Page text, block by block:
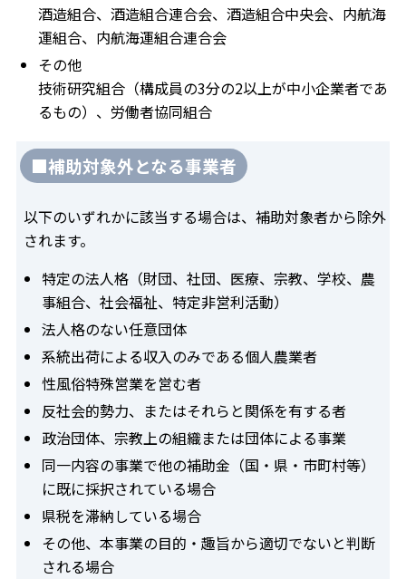
酒造組合、酒造組合連合会、酒造組合中央会、内航海
運組合、内航海運組合連合会
その他
技術研究組合（構成員の3分の2以上が中小企業者であ
るもの）、労働者協同組合
■補助対象外となる事業者
以下のいずれかに該当する場合は、補助対象者から除外
されます。
特定の法人格（財団、社団、医療、宗教、学校、農
事組合、社会福祉、特定非営利活動）
法人格のない任意団体
系統出荷による収入のみである個人農業者
性風俗特殊営業を営む者
反社会的勢力、またはそれらと関係を有する者
政治団体、宗教上の組織または団体による事業
同一内容の事業で他の補助金（国・県・市町村等）
に既に採択されている場合
県税を滞納している場合
その他、本事業の目的・趣旨から適切でないと判断
される場合